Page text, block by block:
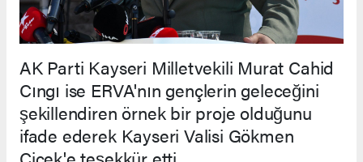
AK Parti Kayseri Milletvekili Murat Cahid
Cıngı ise ERVA'nın gençlerin geleceğini
şekillendiren örnek bir proje olduğunu
ifade ederek Kayseri Valisi Gökmen